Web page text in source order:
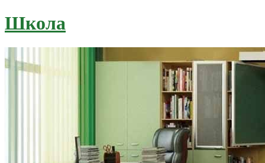
Школа